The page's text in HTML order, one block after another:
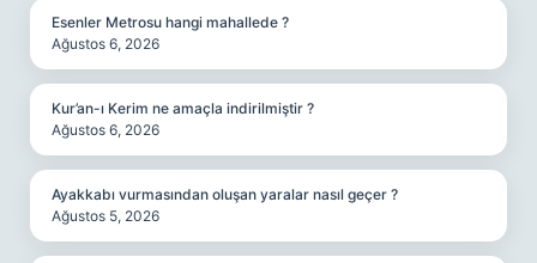
Esenler Metrosu hangi mahallede ?
Ağustos 6, 2026
Kur’an-ı Kerim ne amaçla indirilmiştir ?
Ağustos 6, 2026
Ayakkabı vurmasından oluşan yaralar nasıl geçer ?
Ağustos 5, 2026